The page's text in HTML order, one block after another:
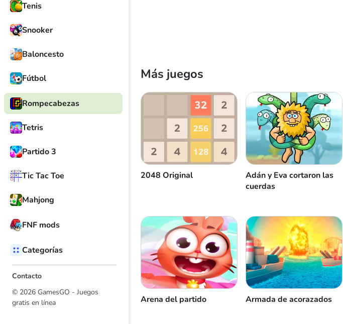
Tenis
Snooker
Baloncesto
Fútbol
Rompecabezas
Tetris
Partido 3
Tic Tac Toe
Mahjong
FNF mods
Categorías
Contacto
© 2026 GamesGO - Juegos
gratis en línea
Más juegos
2048 Original
Adán y Eva cortaron las
cuerdas
Arena del partido Armada de acorazados